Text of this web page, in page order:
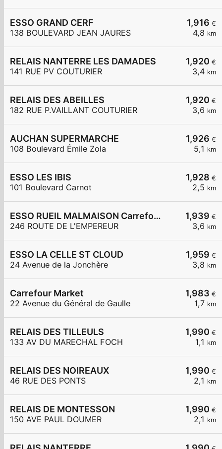
1,916 €
4,8 km
ESSO GRAND CERF
138 BOULEVARD JEAN JAURES
1,920 €
3,4 km
RELAIS NANTERRE LES DAMADES
141 RUE PV COUTURIER
1,920 €
3,6 km
RELAIS DES ABEILLES
182 RUE P.VAILLANT COUTURIER
1,926 €
5,1 km
AUCHAN SUPERMARCHE
108 Boulevard Émile Zola
1,928 €
2,5 km
ESSO LES IBIS
101 Boulevard Carnot
1,939 €
3,6 km
ESSO RUEIL MALMAISON Carrefour Express
246 ROUTE DE L'EMPEREUR
1,959 €
3,8 km
ESSO LA CELLE ST CLOUD
24 Avenue de la Jonchère
1,983 €
1,7 km
Carrefour Market
22 Avenue du Général de Gaulle
1,990 €
1,1 km
RELAIS DES TILLEULS
133 AV DU MARECHAL FOCH
1,990 €
2,1 km
RELAIS DES NOIREAUX
46 RUE DES PONTS
1,990 €
2,1 km
RELAIS DE MONTESSON
150 AVE PAUL DOUMER